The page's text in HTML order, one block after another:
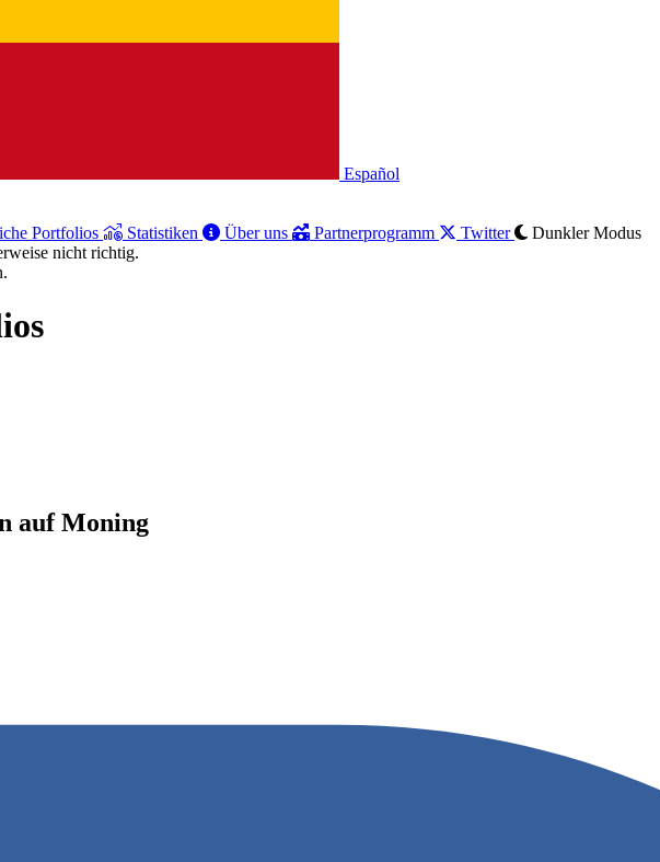
Español
Portfolios Statistiken Über uns Partnerprogramm Twitter
Dunkler Modus
nicht richtig.
auf Moning